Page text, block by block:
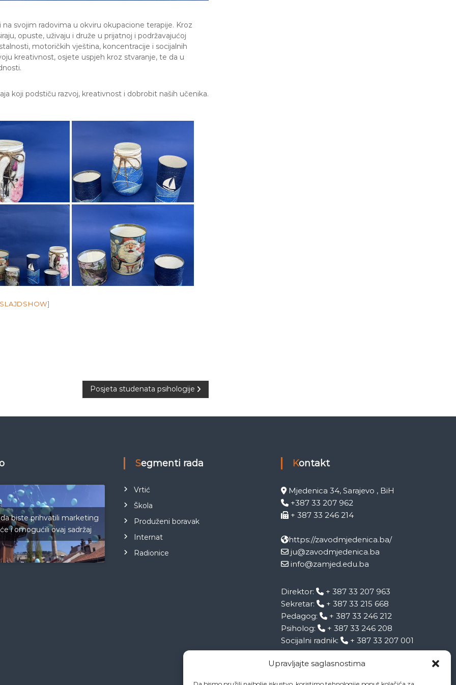
Upravljajte saglasnostima
svojim radovima u okviru okupacione terapije. Kroz
opuste, uživaju i druže u prijatnoj i podržavajućoj
motoričkih vještina, koncentracije i socijalnih
kreativnost, osjete uspjeh kroz stvaranje, te da u
koji podstiču razvoj, kreativnost i dobrobit naših učenika.
Posjeta studenata psihologije
biste prihvatili marketing
i omogućili ovaj sadržaj
Segmenti rada
Vrtić
Škola
Produženi boravak
Internat
Radionice
Kontakt
Mjedenica 34, Sarajevo , BiH
+387 33 207 962
+ 387 33 246 214
https://zavodmjedenica.ba/
ju@zavodmjedenica.ba
info@zamjed.edu.ba
Direktor:
+ 387 33 207 963
Sekretar:
+ 387 33 215 668
Pedagog:
+ 387 33 246 212
Psiholog:
+ 387 33 246 208
Socijalni radnik:
+ 387 33 207 001